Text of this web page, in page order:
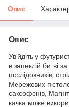
Опис
Опис
Увійдіть у
в запеклій битві
послідовників,
Мережевих
саксофонів,
качка може